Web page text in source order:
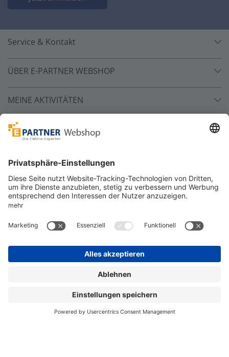
Service & Kontakt
ÜBER E-PARTNER WEBSHOP
MEINE AKTIVITÄTEN
Unsere Zahlarten
Versandpartner
Sicher bestellen
Versandkosten.
One4Business Solutions GmbH
Cookie-Richtlinie Barrierefreiheitserklärung